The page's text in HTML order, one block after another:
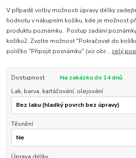
V případě volby možnosti úpravy délky
hodnotu v nákupním košíku, kde je možnost
produktu poznámku. Postup zadání
košíku2. Zvolte možnost "Pokračovat do
políčko "Připojit poznámku" (viz obr... celý
Dostupnost
Na zakázku do 14 dnů
Lak, barva, kartáčování, olejování
Těsnění
Úprava délky